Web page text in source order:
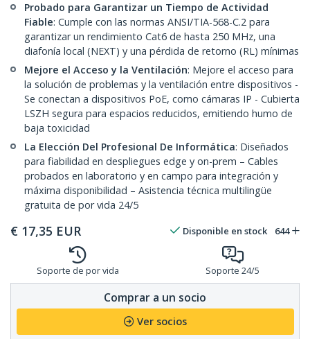
Probado para Garantizar un Tiempo de Actividad
Fiable: Cumple con las normas ANSI/TIA-568-C.2 para
garantizar un rendimiento Cat6 de hasta 250 MHz, una
diafonía local (NEXT) y una pérdida de retorno (RL) mínimas
Mejore el Acceso y la Ventilación: Mejore el acceso para
la solución de problemas y la ventilación entre dispositivos -
Se conectan a dispositivos PoE, como cámaras IP - Cubierta
LSZH segura para espacios reducidos, emitiendo humo de
baja toxicidad
La Elección Del Profesional De Informática: Diseñados
para fiabilidad en despliegues edge y on-prem – Cables
probados en laboratorio y en campo para integración y
máxima disponibilidad – Asistencia técnica multilingüe
gratuita de por vida 24/5
€ 17,35 EUR Disponible en stock 644
Soporte de por vida Soporte 24/5
Comprar a un socio
Ver socios